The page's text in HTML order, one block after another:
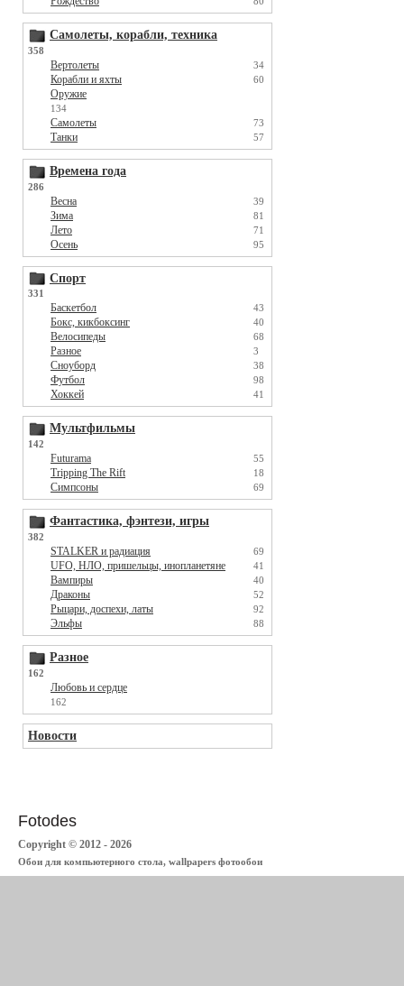
Самолеты, корабли, техника
358
Вертолеты 34
Корабли и яхты 60
Оружие
134
Самолеты 73
Танки 57
Времена года
286
Весна 39
Зима 81
Лето 71
Осень 95
Спорт
331
Баскетбол 43
Бокс, кикбоксинг 40
Велосипеды 68
Разное 3
Сноуборд 38
Футбол 98
Хоккей 41
Мультфильмы
142
Futurama 55
Tripping The Rift 18
Симпсоны 69
Фантастика, фэнтези, игры
382
STALKER и радиация 69
UFO, НЛО, пришельцы, инопланетяне 41
Вампиры 40
Драконы 52
Рыцари, доспехи, латы 92
Эльфы 88
Разное
162
Любовь и сердце
162
Новости
Fotodes
Copyright © 2012 - 2026
Обои для компьютерного стола, wallpapers фотообои